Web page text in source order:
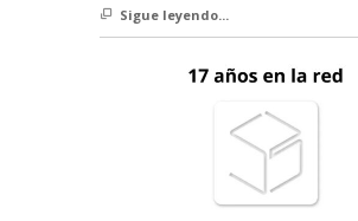
Sigue leyendo...